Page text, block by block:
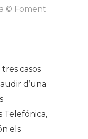
© Foment
casos
d’una
Telefónica,
els